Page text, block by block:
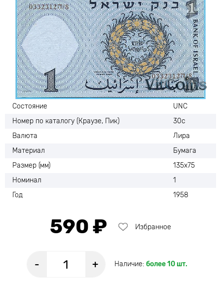
Состояние
UNC
Номер по каталогу (Краузе, Пик)
30c
Валюта
Лира
Материал
Бумага
Размер (мм)
135х75
Номинал
1
Год
1958
590 ₽ Избранное
- + Наличие: более 10 шт.